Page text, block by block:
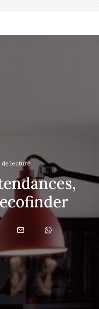
de lecture